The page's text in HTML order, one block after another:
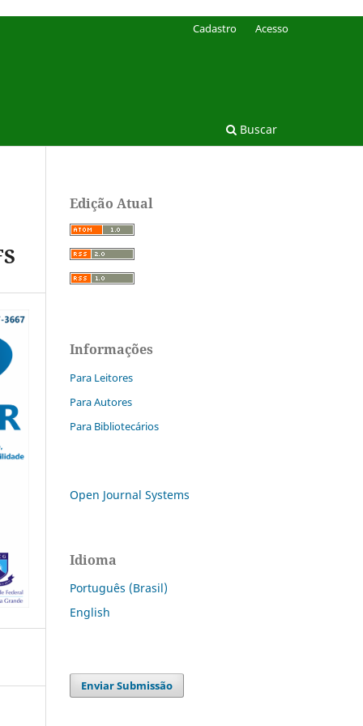
Buscar
Cadastro Acesso
Edição Atual
Informações
Para Leitores
Para Autores
Para Bibliotecários
Open Journal Systems
Idioma
Português (Brasil)
English
Enviar Submissão